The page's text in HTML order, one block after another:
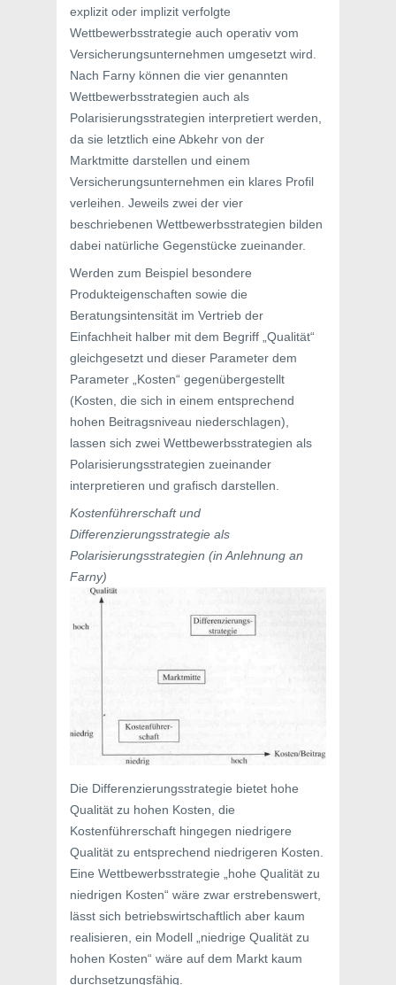
explizit oder implizit verfolgte
Wettbewerbsstrategie auch operativ vom
Versicherungsunternehmen umgesetzt wird.
Nach Farny können die vier genannten
Wettbewerbsstrategien auch als
Polarisierungsstrategien interpretiert werden,
da sie letztlich eine Abkehr von der
Marktmitte darstellen und einem
Versicherungsunternehmen ein klares Profil
verleihen. Jeweils zwei der vier
beschriebenen Wettbewerbsstrategien bilden
dabei natürliche Gegenstücke zueinander.
Werden zum Beispiel besondere
Produkteigenschaften sowie die
Beratungsintensität im Vertrieb der
Einfachheit halber mit dem Begriff „Qualität“
gleichgesetzt und dieser Parameter dem
Parameter „Kosten“ gegenübergestellt
(Kosten, die sich in einem entsprechend
hohen Beitragsniveau niederschlagen),
lassen sich zwei Wettbewerbsstrategien als
Polarisierungsstrategien zueinander
interpretieren und grafisch darstellen.
Kostenführerschaft und
Differenzierungsstrategie als
Polarisierungsstrategien (in Anlehnung an
Farny)
Die Differenzierungsstrategie bietet hohe
Qualität zu hohen Kosten, die
Kostenführerschaft hingegen niedrigere
Qualität zu entsprechend niedrigeren Kosten.
Eine Wettbewerbsstrategie „hohe Qualität zu
niedrigen Kosten“ wäre zwar erstrebenswert,
lässt sich betriebswirtschaftlich aber kaum
realisieren, ein Modell „niedrige Qualität zu
hohen Kosten“ wäre auf dem Markt kaum
durchsetzungsfähig.